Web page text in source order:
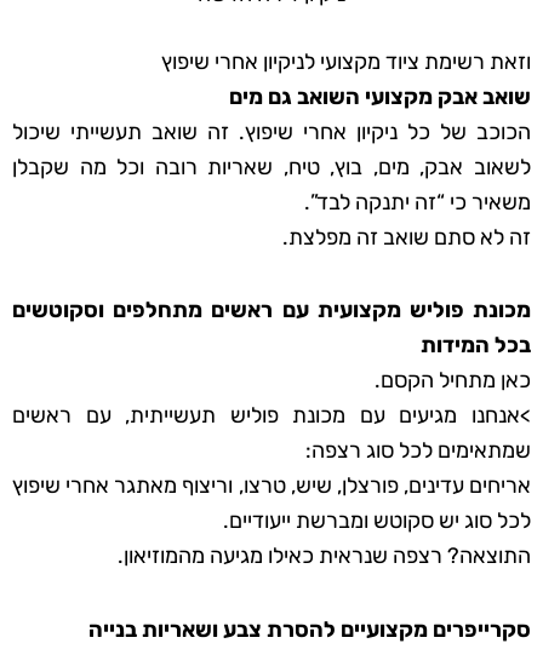
וזאת רשימת ציוד מקצועי לניקיון אחרי שיפוץ
שואב אבק מקצועי השואב גם מים
הכוכב של כל ניקיון אחרי שיפוץ. זה שואב תעשייתי שיכול
לשאוב אבק, מים, בוץ, טיח, שאריות רובה וכל מה שקבלן
משאיר כי “זה יתנקה לבד”.
זה לא סתם שואב זה מפלצת.
מכונת פוליש מקצועית עם ראשים מתחלפים וסקוטשים
בכל המידות
כאן מתחיל הקסם.
>אנחנו מגיעים עם מכונת פוליש תעשייתית, עם ראשים
שמתאימים לכל סוג רצפה:
אריחים עדינים, פורצלן, שיש, טרצו, וריצוף מאתגר אחרי שיפוץ
לכל סוג יש סקוטש ומברשת ייעודיים.
התוצאה? רצפה שנראית כאילו מגיעה מהמוזיאון.
סקרייפרים מקצועיים להסרת צבע ושאריות בנייה